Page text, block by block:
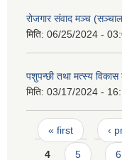
रोजगार संवाद मञ्च
मिति: 06/25/2024 -
पशुपन्छी तथा मत्स्य विकास
मिति: 03/17/2024 -
Pages
« first ‹
4 5 6